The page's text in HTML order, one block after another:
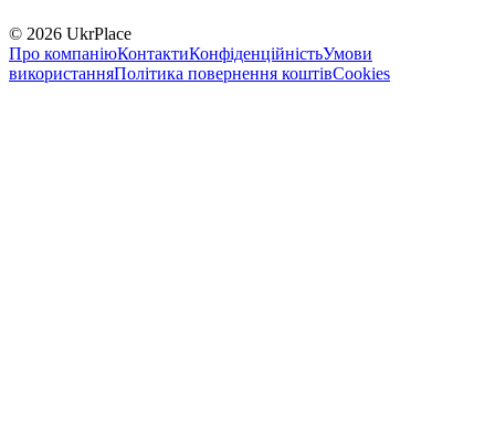
© 2026 UkrPlace
Про компаніюКонтактиКонфіденційністьУмови
використанняПолітика повернення коштівCookies